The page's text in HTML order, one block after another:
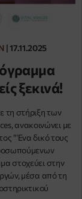
|17.11.2025
ξεκινά!
τη στήριξη των
ανακοινώνει με
“Ένα δικό τους
στοχεύει στην
μέσα από τη